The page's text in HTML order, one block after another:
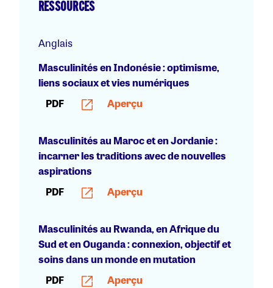
RESSOURCES
Anglais
Masculinités en Indonésie : optimisme,
liens sociaux et vies numériques
PDF
Aperçu
Masculinités au Maroc et en Jordanie :
incarner les traditions avec de nouvelles
aspirations
PDF
Aperçu
Masculinités au Rwanda, en Afrique du
Sud et en Ouganda : connexion, objectif et
soins dans un monde en mutation
PDF
Aperçu